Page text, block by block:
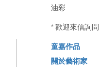
油彩
* 歡迎來信詢問
童嘉作品
關於藝術家